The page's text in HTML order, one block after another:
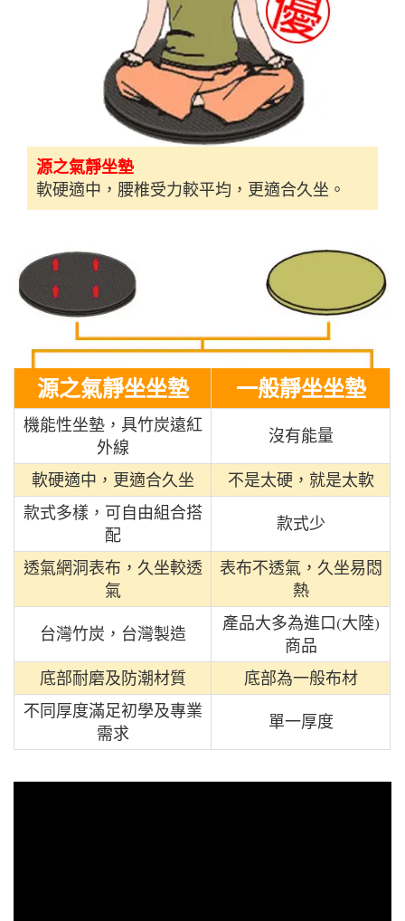
源之氣靜坐墊
軟硬適中，腰椎受力較平均，更適合久坐。
源之氣靜坐坐墊 一般靜坐坐墊
機能性坐墊，具竹炭遠紅
外線
沒有能量
軟硬適中，更適合久坐
不是太硬，就是太軟
款式多樣，可自由組合搭
配
款式少
透氣網洞表布，久坐較透
氣
表布不透氣，久坐易悶
熱
台灣竹炭，台灣製造
產品大多為進口(大陸)
商品
底部耐磨及防潮材質
底部為一般布材
不同厚度滿足初學及專業
需求
單一厚度